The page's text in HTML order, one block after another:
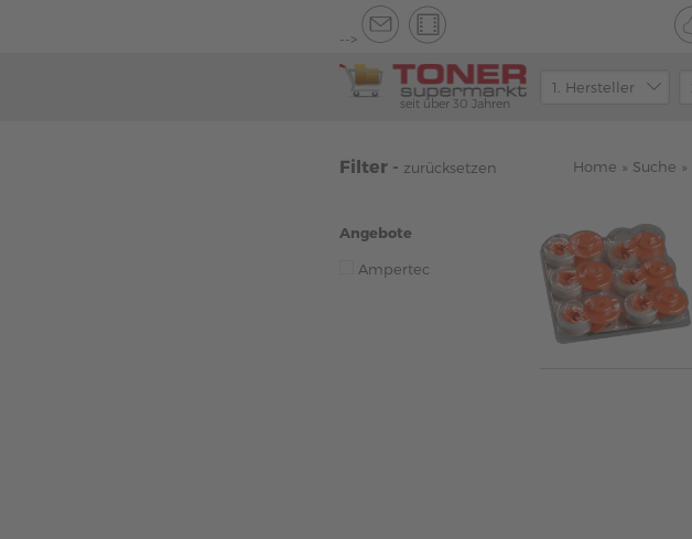
-->
seit über 30 Jahren
Filter - zurücksetzen
Angebote
Ampertec
Home » Suche »